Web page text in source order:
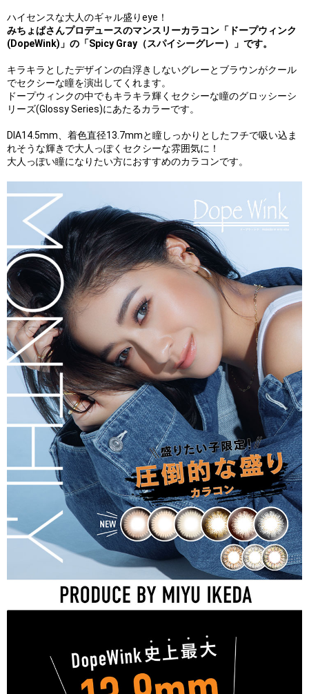
ハイセンスな大人のギャル盛りeye！
みちょぱさんプロデュースのマンスリーカラコン「ドープウィンク
(DopeWink)」の「Spicy Gray（スパイシーグレー）」です。
キラキラとしたデザインの白浮きしないグレーとブラウンがクール
でセクシーな瞳を演出してくれます。
ドープウィンクの中でもキラキラ輝くセクシーな瞳のグロッシーシ
リーズ(Glossy Series)にあたるカラーです。
DIA14.5mm、着色直径13.7mmと瞳しっかりとしたフチで吸い込ま
れそうな輝きで大人っぽくセクシーな雰囲気に！
大人っぽい瞳になりたい方におすすめのカラコンです。